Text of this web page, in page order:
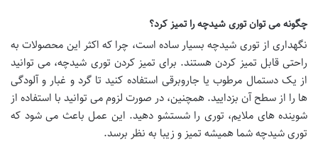
چگونه می توان توری شیدچه را تمیز کرد؟
نگهداری از توری شیدچه بسیار ساده است، چرا که اکثر این محصولات به
راحتی قابل تمیز کردن هستند. برای تمیز کردن توری شیدچه، می توانید
از یک دستمال مرطوب یا جاروبرقی استفاده کنید تا گرد و غبار و آلودگی
ها را از سطح آن بزدایید. همچنین، در صورت لزوم می توانید با استفاده از
شوینده های ملایم، توری را شستشو دهید. این عمل باعث می شود که
توری شیدچه شما همیشه تمیز و زیبا به نظر برسد.